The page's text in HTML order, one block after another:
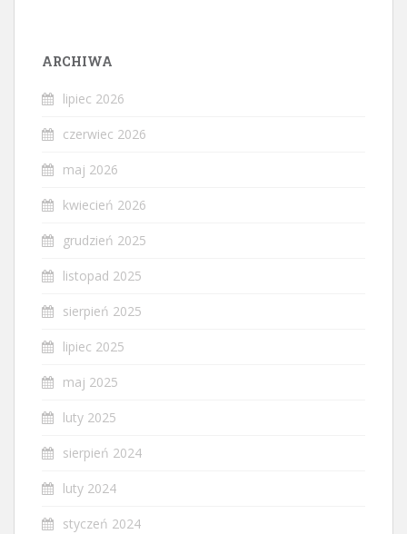
ARCHIWA
lipiec 2026
czerwiec 2026
maj 2026
kwiecień 2026
grudzień 2025
listopad 2025
sierpień 2025
lipiec 2025
maj 2025
luty 2025
sierpień 2024
luty 2024
styczeń 2024